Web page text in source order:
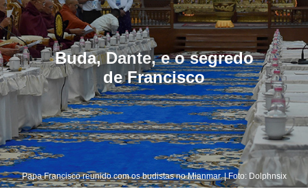
Buda, Dante, e o segredo
de Francisco
Papa Francisco reunido com os budistas no Mianmar. | Foto: Dolphnsix